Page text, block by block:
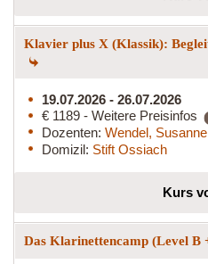
Klavier plus X (Klassik):
19.07.2026 - 26.07.2026
€ 1189 - Weitere Preisinfos
Dozenten: Wendel, Susanne
Domizil: Stift Ossiach
Kurs
Das Klarinettencamp (Level B